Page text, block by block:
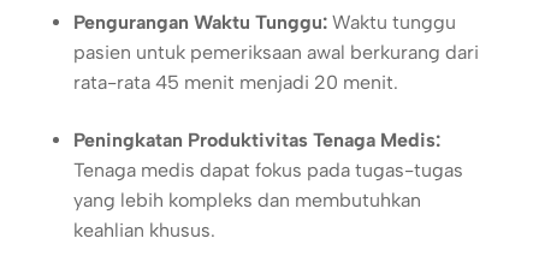
Pengurangan Waktu Tunggu:Waktu tunggu
pasien untuk pemeriksaan awal berkurang dari
rata-rata 45 menit menjadi 20 menit.
Peningkatan Produktivitas Tenaga Medis:
Tenaga medis dapat fokus pada tugas-tugas
yang lebih kompleks dan membutuhkan
keahlian khusus.